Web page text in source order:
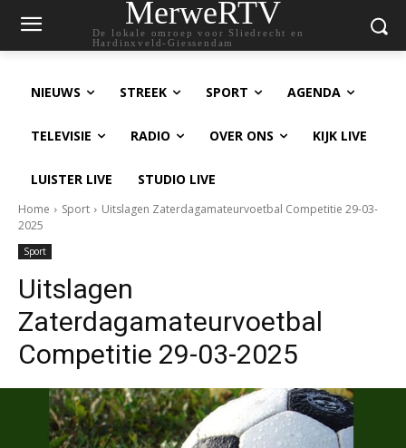
MerweRTV
De lokale omroep voor Sliedrecht en
Hardinxveld-Giessendam
NIEUWS STREEK SPORT AGENDA
TELEVISIE RADIO OVER ONS KIJK LIVE
LUISTER LIVE STUDIO LIVE
Home Sport
Uitslagen Zaterdagamateurvoetbal Competitie 29-03-
2025
Sport
Uitslagen
Zaterdagamateurvoetbal
Competitie 29-03-2025